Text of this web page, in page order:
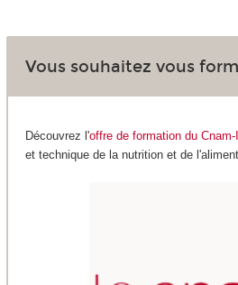
Vous souhaitez vous
Découvrez l'offre de formation du Cnam-
et technique de la nutrition et de